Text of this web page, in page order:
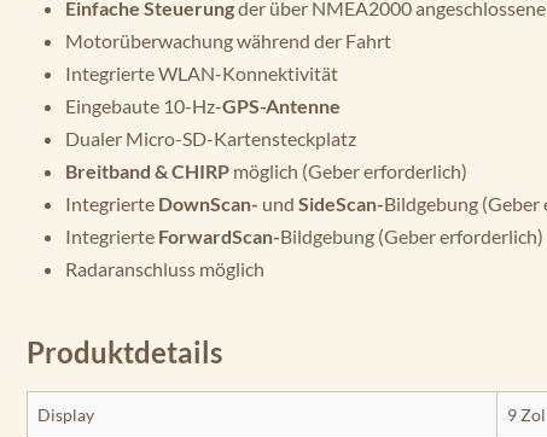
Einfache Steuerungder über NMEA2000
Motorüberwachung während der Fahrt
Integrierte WLAN-Konnektivität
Eingebaute 10-Hz-GPS-Antenne
Dualer Micro-SD-Kartensteckplatz
Breitband & CHIRP möglich (Geber erforderlich)
Integrierte DownScan- und SideScan-Bildgebung
Integrierte ForwardScan-Bildgebung (Geber erforderlich)
Radaranschluss möglich
Produktdetails
Display 9